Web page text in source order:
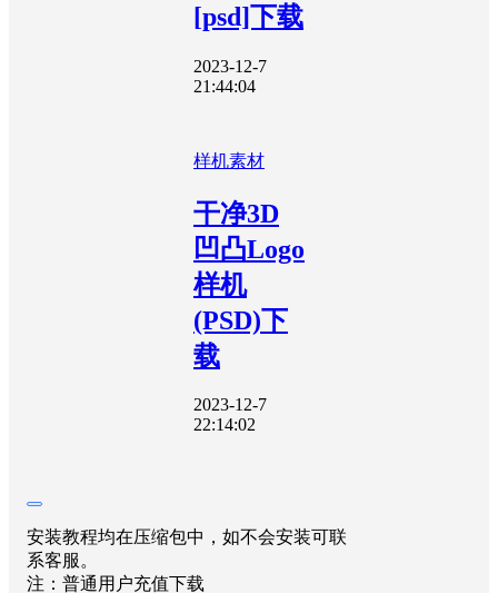
[psd]下载
2023-12-7
21:44:04
样机素材
干净3D
凹凸Logo
样机
(PSD)下
载
2023-12-7
22:14:02
安装教程均在压缩包中，如不会安装可联
系客服。
注：普通用户充值下载